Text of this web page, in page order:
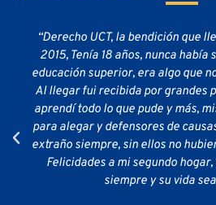
“Derecho UCT, la bendición que
2015, Tenía 18 años, nunca
educación superior, era algo que
Al llegar fui recibida por grandes
aprendí todo lo que pude y más,
para alegar y defensores de
extraño siempre, sin ellos no
Felicidades a mi segundo
siempre y su vida